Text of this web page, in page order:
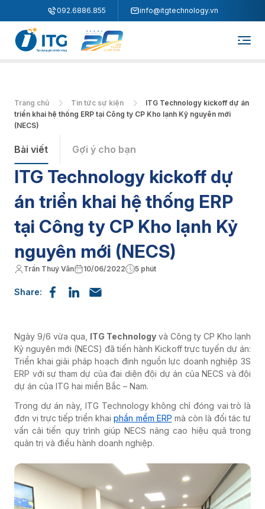
092.6886.855 info@itgtechnology.vn
Trang chủ Tin tức sự kiện
ITG Technology kickoff dự án
triển khai hệ thống ERP tại Công ty CP Kho lạnh Kỷ nguyên mới
(NECS)
Bài viết Gợi ý cho bạn
ITG Technology kickoff dự
án triển khai hệ thống ERP
tại Công ty CP Kho lạnh Kỷ
nguyên mới (NECS)
Trần Thuý Vân 10/06/2022 5 phút
Share:
Ngày 9/6 vừa qua, ITG Technology và Công ty CP Kho lạnh
Kỷ nguyên mới (NECS) đã tiến hành Kickoff trực tuyến dự án:
Triển khai giải pháp hoạch định nguồn lực doanh nghiệp 3S
ERP với sự tham dự của đại diện đội dự án của NECS và đội
dự án của ITG hai miền Bắc – Nam.
Trong dự án này, ITG Technology không chỉ đóng vai trò là
đơn vị trực tiếp triển khaiphần mềm ERP mà còn là đối tác tư
vấn cải tiến quy trình giúp NECS nâng cao hiệu quả trong
quản trị và điều hành doanh nghiệp.